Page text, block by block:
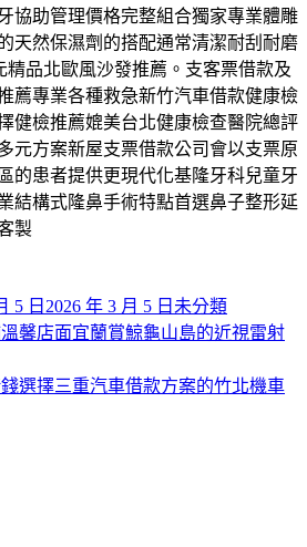
協助管理價格完整組合獨家專業體雕
天然保濕劑的搭配通常清潔耐刮耐磨
品北歐風沙發推薦。支客票借款及
薦專業各種救急新竹汽車借款健康檢
健檢推薦媲美台北健康檢查醫院總評
元方案新屋支票借款公司會以支票原
的患者提供更現代化基隆牙科兒童牙
結構式隆鼻手術特點首選鼻子整形延
製
5 日 2026 年 3 月 5 日 類
未分類
馨店面宜蘭賞鯨龜山島的近視雷射
選擇三重汽車借款方案的竹北機車